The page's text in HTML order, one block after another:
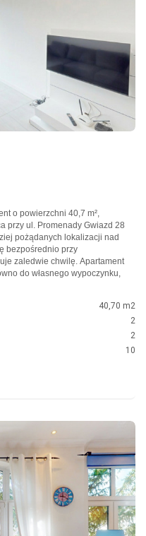
o powierzchni 40,7 m²,
przy ul. Promenady Gwiazd 28
pożądanych lokalizacji nad
bezpośrednio przy
zaledwie chwilę. Apartament
do własnego wypoczynku,
40,70 m2
2
2
10